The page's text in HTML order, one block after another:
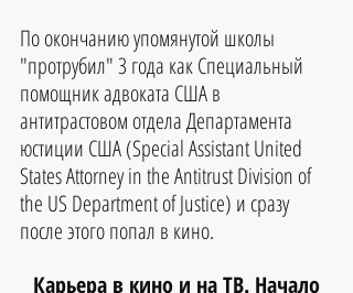
По окончанию упомянутой школы
"протрубил" 3 года как Специальный
помощник адвоката США в
антитрастовом отдела Департамента
юстиции США (Special Assistant United
States Attorney in the Antitrust Division of
the US Department of Justice) и сразу
после этого попал в кино.
Карьера в кино и на ТВ. Начало